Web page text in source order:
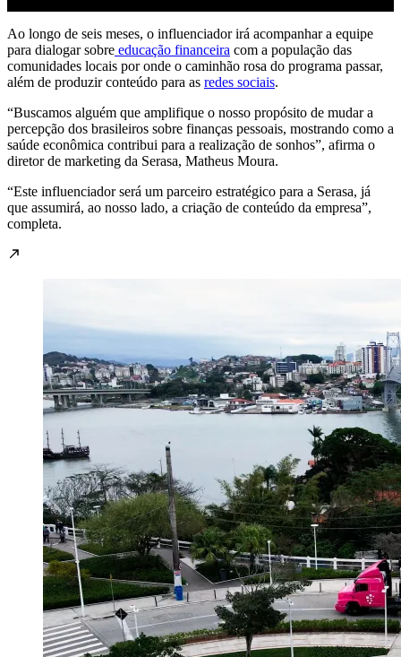
Ao longo de seis meses, o influenciador irá acompanhar a equipe
para dialogar sobre educação financeira com a população das
comunidades locais por onde o caminhão rosa do programa passar,
além de produzir conteúdo para as redes sociais.
“Buscamos alguém que amplifique o nosso propósito de mudar a
percepção dos brasileiros sobre finanças pessoais, mostrando como a
saúde econômica contribui para a realização de sonhos”, afirma o
diretor de marketing da Serasa, Matheus Moura.
“Este influenciador será um parceiro estratégico para a Serasa, já
que assumirá, ao nosso lado, a criação de conteúdo da empresa”,
completa.